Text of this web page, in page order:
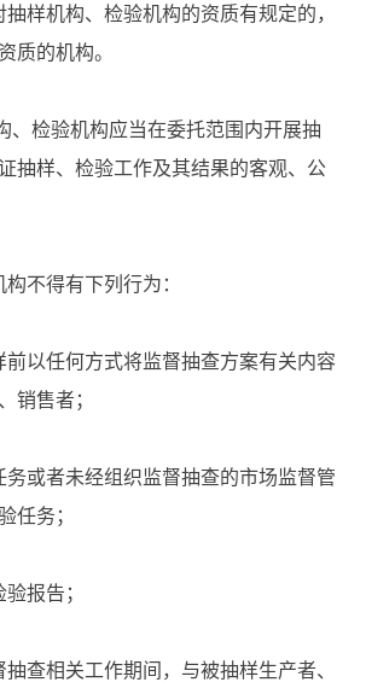
样机构、检验机构的资质有规定的，
质的机构。
、检验机构应当在委托范围内开展抽
抽样、检验工作及其结果的客观、公
不得有下列行为：
前以任何方式将监督抽查方案有关内容
销售者；
务或者未经组织监督抽查的市场监督管
任务；
报告；
抽查相关工作期间，与被抽样生产者、